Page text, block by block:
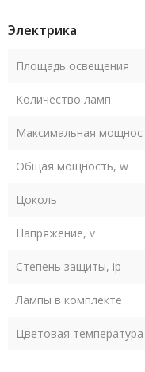
Электрика
Площадь освещения
Количество ламп
Максимальная
Общая мощность, w
Цоколь
Напряжение, v
Степень защиты, ip
Лампы в комплекте
Цветовая температура